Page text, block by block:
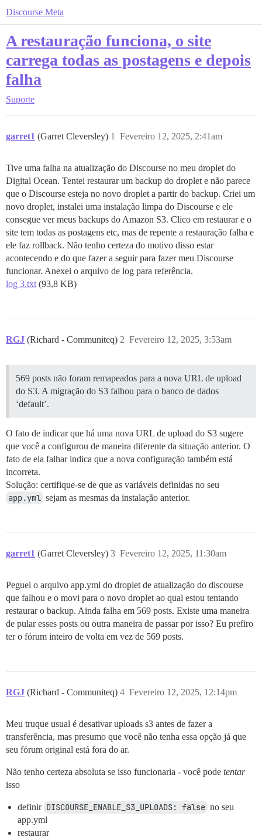
Discourse Meta
A restauração funciona, o site
carrega todas as postagens e depois
falha
Suporte
garret1 (Garret Cleversley) Fevereiro 12, 2025, 2:41am
1
Tive uma falha na atualização do Discourse no meu droplet do
Digital Ocean. Tentei restaurar um backup do droplet e não parece
que o Discourse esteja no novo droplet a partir do backup. Criei um
novo droplet, instalei uma instalação limpa do Discourse e ele
consegue ver meus backups do Amazon S3. Clico em restaurar e o
site tem todas as postagens etc, mas de repente a restauração falha e
ele faz rollback. Não tenho certeza do motivo disso estar
acontecendo e do que fazer a seguir para fazer meu Discourse
funcionar. Anexei o arquivo de log para referência.
log 3.txt (93,8 KB)
RGJ (Richard - Communiteq) Fevereiro 12, 2025, 3:53am
2
569 posts não foram remapeados para a nova URL de upload
do S3. A migração do S3 falhou para o banco de dados
‘default’.
O fato de indicar que há uma nova URL de upload do S3 sugere
que você a configurou de maneira diferente da situação anterior. O
fato de ela falhar indica que a nova configuração também está
incorreta.
Solução: certifique-se de que as variáveis definidas no seu
app.yml sejam as mesmas da instalação anterior.
garret1 (Garret Cleversley) Fevereiro 12, 2025, 11:30am
3
Peguei o arquivo app.yml do droplet de atualização do discourse
que falhou e o movi para o novo droplet ao qual estou tentando
restaurar o backup. Ainda falha em 569 posts. Existe uma maneira
de pular esses posts ou outra maneira de passar por isso? Eu prefiro
ter o fórum inteiro de volta em vez de 569 posts.
RGJ (Richard - Communiteq) Fevereiro 12, 2025, 12:14pm
4
Meu truque usual é desativar uploads s3 antes de fazer a
transferência, mas presumo que você não tenha essa opção já que
seu fórum original está fora do ar.
Não tenho certeza absoluta se isso funcionaria - você pode tentar
isso
definir DISCOURSE_ENABLE_S3_UPLOADS: false no seu
app.yml
restaurar